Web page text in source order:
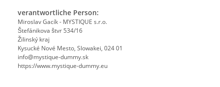
verantwortliche Person:
Miroslav Gacík - MYSTIQUE s.r.o.
Štefánikova štvr 534/16
Žilinský kraj
Kysucké Nové Mesto, Slowakei, 024 01
info@mystique-dummy.sk
https://www.mystique-dummy.eu